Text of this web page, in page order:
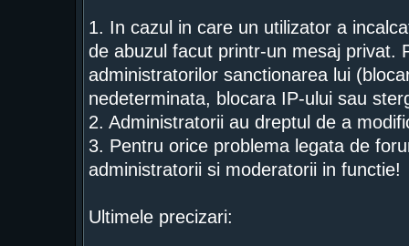
1. In cazul in care un utilizator a
de abuzul facut printr-un mesaj privat.
administratorilor sanctionarea lui
nedeterminata, blocara IP-ului sau
2. Administratorii au dreptul de a
3. Pentru orice problema legata de
administratorii si moderatorii in functie!
Ultimele precizari: